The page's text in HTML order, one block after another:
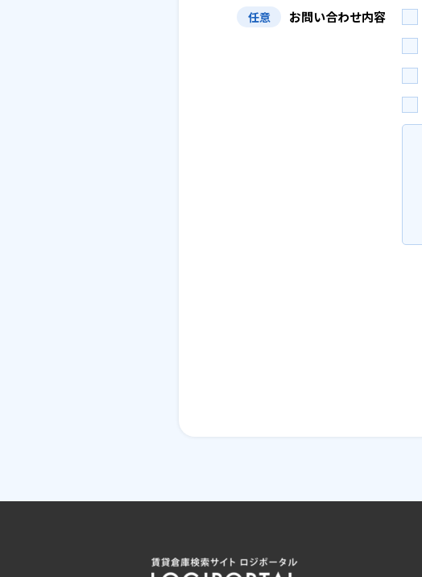
任意 お問い合わせ内容